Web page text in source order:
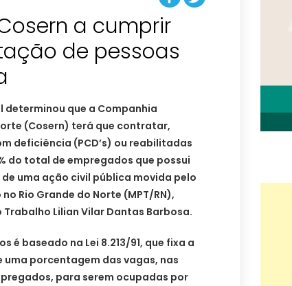
a cumprir
de pessoas
determinou que a Companhia
(Cosern) terá que contratar,
deficiência (PCD’s) ou reabilitadas
do total de empregados que possui
uma ação civil pública movida pelo
Rio Grande do Norte (MPT/RN),
Lilian Vilar Dantas Barbosa.
é baseado na Lei 8.213/91, que fixa a
porcentagem das vagas, nas
para serem ocupadas por